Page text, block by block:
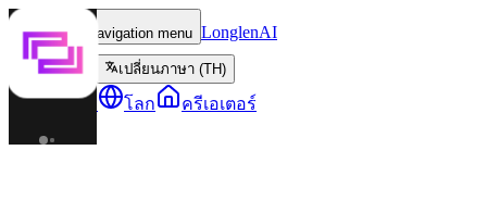
Toggle navigation menu LonglenAI
เปลี่ยนภาษา (TH)
ตัวละคร โลก ครีเอเตอร์